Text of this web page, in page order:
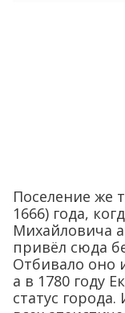
Поселение же
1666) года,
Михайловича
привёл сюда
Отбивало оно
а в 1780 году
статус